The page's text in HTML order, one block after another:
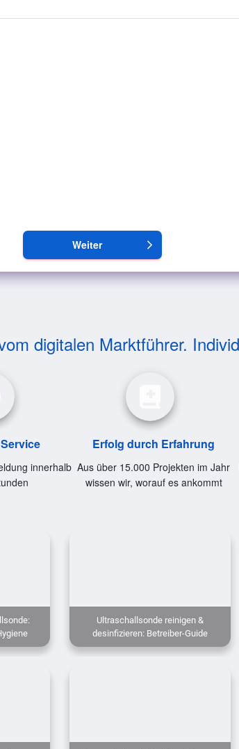
Weiter arrow_forward_ios
digitalen Marktführer.
innerhalb
Erfolg durch Erfahrung
Aus über 15.000 Projekten im Jahr
wissen wir, worauf es ankommt
Ultraschallsonde reinigen &
desinfizieren: Betreiber-Guide